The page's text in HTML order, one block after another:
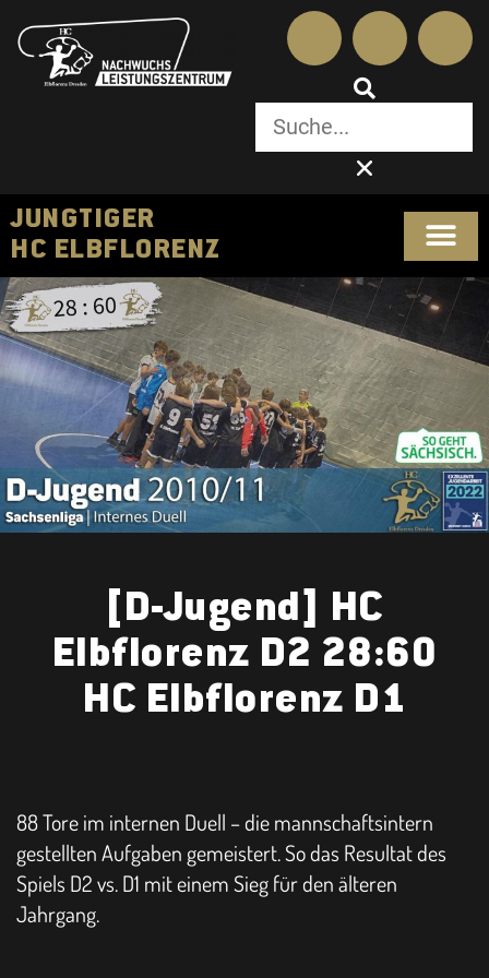
JUNGTIGER
HC ELBFLORENZ
[D-Jugend] HC
Elbflorenz D2 28:60
HC Elbflorenz D1
88 Tore im internen Duell – die mannschaftsintern
gestellten Aufgaben gemeistert. So das Resultat des
Spiels D2 vs. D1 mit einem Sieg für den älteren
Jahrgang.